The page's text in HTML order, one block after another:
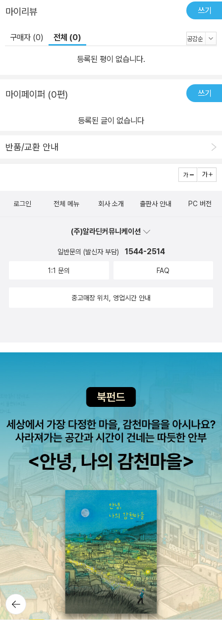
마이리뷰 쓰기
구매자 (0) 전체 (0)
등록된 평이 없습니다.
마이페이퍼 (0편) 쓰기
등록된 글이 없습니다
반품/교환 안내
뒤로가
기
로그인 전체 메뉴 회사 소개 출판사 안내 PC 버전
(주)알라딘커뮤니케이션
일반문의 (발신자 부담) 1544-2514
1:1 문의 FAQ
중고매장 위치, 영업시간 안내